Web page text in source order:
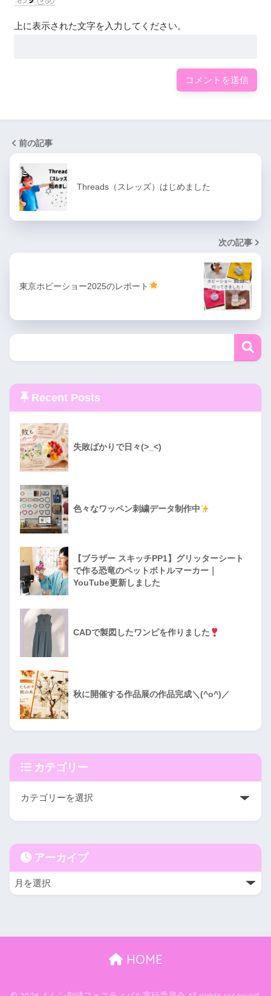
上に表示された文字を入力してください。
前の記事
Threads（スレッズ）はじめました
次の記事
東京ホビーショー2025のレポート
Recent Posts
失敗ばかりで日々(>_<)
色々なワッペン刺繍データ制作中
【ブラザー スキッチPP1】グリッターシート
で作る恐竜のペットボトルマーカー｜
YouTube更新しました
CADで製図したワンピを作りました
秋に開催する作品展の作品完成＼(^o^)／
カテゴリー
アーカイブ
HOME